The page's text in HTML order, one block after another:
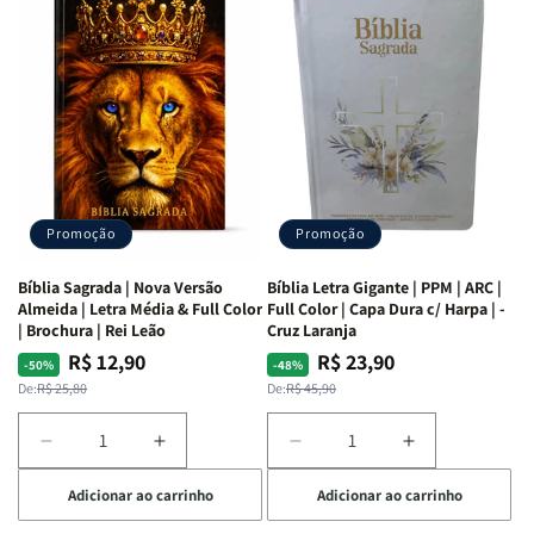
Mulheres
da
Bíblia
Isabelle
S.
Alves
as
Mulheres
da
Bíblia
|
Isabelle
S.
Alves
Bíblia
Livro
por
Livro
um
panorama
completo
dos
66
da
Bíblia
Equipe
teológica
Penkal
Bíblia
Livro
-
um
panorama
completo
dos
da
Bíblia
Penkal
Promoção
Bíblia Sagrada | Nova Versão
Almeida | Letra Média & Full Color
| Brochura | Rei Leão
-50%
Preço
normal
De:R$ 25,80
Preço
promocional
R$ 12,90
Diminuir
a
quantidade
de
Aumentar
a
quantidade
de
Adicionar ao carrinho
Promoção
Bíblia Letra Gigante | PPM | ARC |
Full Color | Capa Dura c/ Harpa | -
Cruz Laranja
-48%
Preço
normal
De:R$ 45,90
Preço
promocional
R$ 23,90
Diminuir
a
quantidade
de
Aumentar
a
quantidade
de
Adicionar ao carrinho